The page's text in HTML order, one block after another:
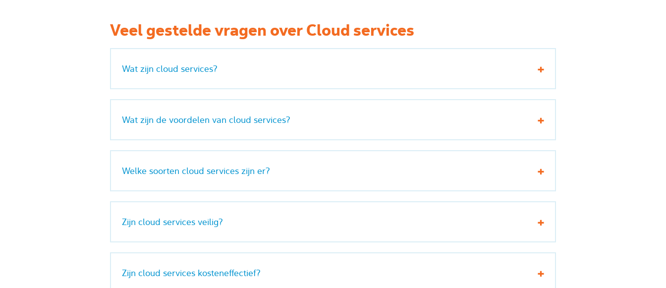
Veel gestelde vragen over Cloud services
Wat zijn cloud services?
Wat zijn de voordelen van cloud services?
Welke soorten cloud services zijn er?
Zijn cloud services veilig?
Zijn cloud services kosteneffectief?